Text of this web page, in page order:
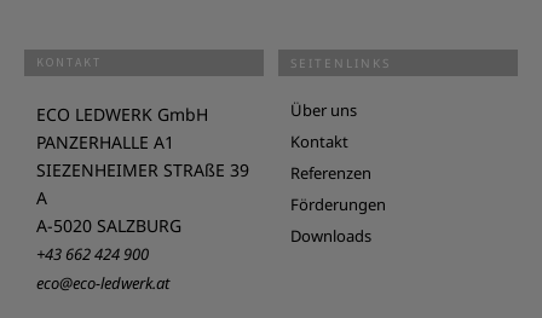
KONTAKT
ECO LEDWERK GmbH
PANZERHALLE A1
SIEZENHEIMER STRAßE 39
A
A-5020 SALZBURG
+43 662 424 900
eco@eco-ledwerk.at
SEITENLINKS
Über uns
Kontakt
Referenzen
Förderungen
Downloads